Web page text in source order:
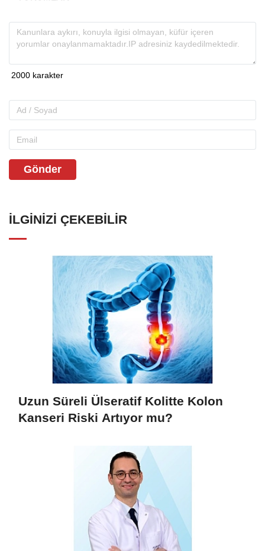
Gönder
İLGINIZI ÇEKEBILIR
Uzun Süreli Ülseratif Kolitte Kolon
Kanseri Riski Artıyor mu?